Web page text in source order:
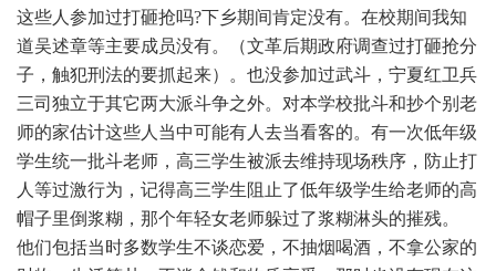
这些人参加过打砸抢吗?下乡期间肯定没有。在校期间我知
道吴述章等主要成员没有。（文革后期政府调查过打砸抢分
子，触犯刑法的要抓起来）。也没参加过武斗，宁夏红卫兵
三司独立于其它两大派斗争之外。对本学校批斗和抄个别老
师的家估计这些人当中可能有人去当看客的。有一次低年级
学生统一批斗老师，高三学生被派去维持现场秩序，防止打
人等过激行为，记得高三学生阻止了低年级学生给老师的高
帽子里倒浆糊，那个年轻女老师躲过了浆糊淋头的摧残。
他们包括当时多数学生不谈恋爱，不抽烟喝酒，不拿公家的